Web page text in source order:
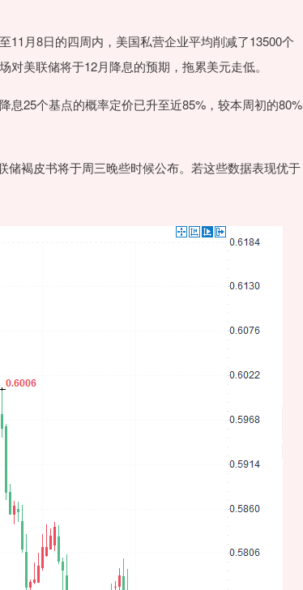
月8日的四周内，美国私营企业平均削减了13500个
美联储将于12月降息的预期，拖累美元走低。
25个基点的概率定价已升至近85%，较本周初的80%
褐皮书将于周三晚些时候公布。若这些数据表现优于